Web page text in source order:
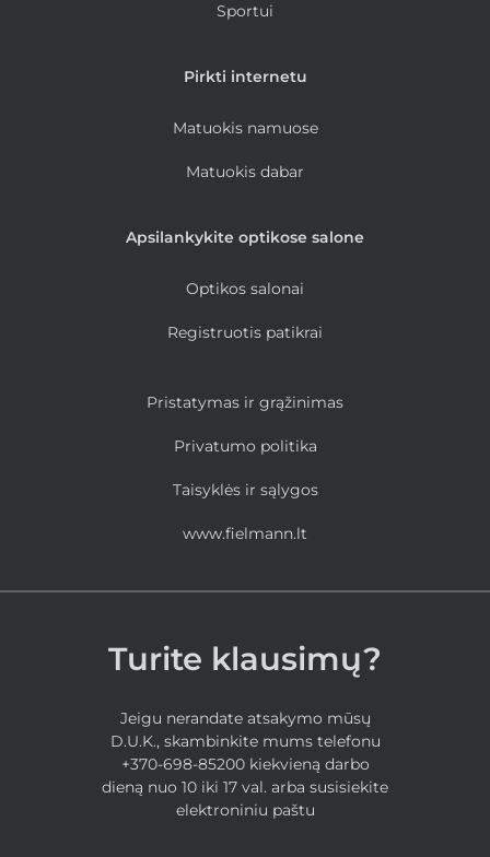
Sportui
Pirkti internetu
Matuokis namuose
Matuokis dabar
Apsilankykite optikose salone
Optikos salonai
Registruotis patikrai
Pristatymas ir grąžinimas
Privatumo politika
Taisyklės ir sąlygos
www.fielmann.lt
Turite klausimų?
Jeigu nerandate atsakymo mūsų
D.U.K., skambinkite mums telefonu
+370-698-85200 kiekvieną darbo
dieną nuo 10 iki 17 val. arba susisiekite
elektroniniu paštu